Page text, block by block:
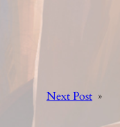
Next Post »